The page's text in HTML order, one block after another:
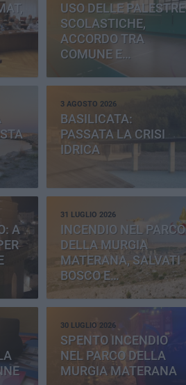
USO DELLE PALESTRE
SCOLASTICHE,
ACCORDO TRA
COMUNE E
PROVINCIA
3 AGOSTO 2026
BASILICATA:
PASSATA LA CRISI
IDRICA
A
31 LUGLIO 2026
INCENDIO NEL PARCO
DELLA MURGIA
MATERANA, SALVATI
BOSCO E
CEMENTERIA
30 LUGLIO 2026
SPENTO INCENDIO
NEL PARCO DELLA
MURGIA MATERANA